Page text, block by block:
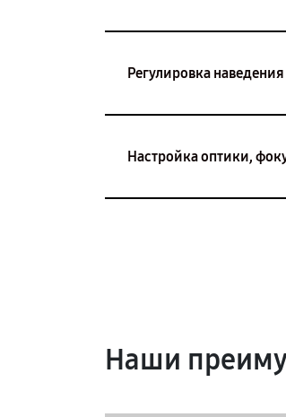
Регулировка наведения
Настройка оптики,
Наши